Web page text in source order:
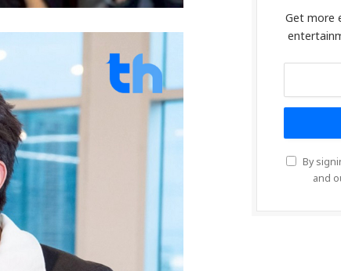
Get more
By
and